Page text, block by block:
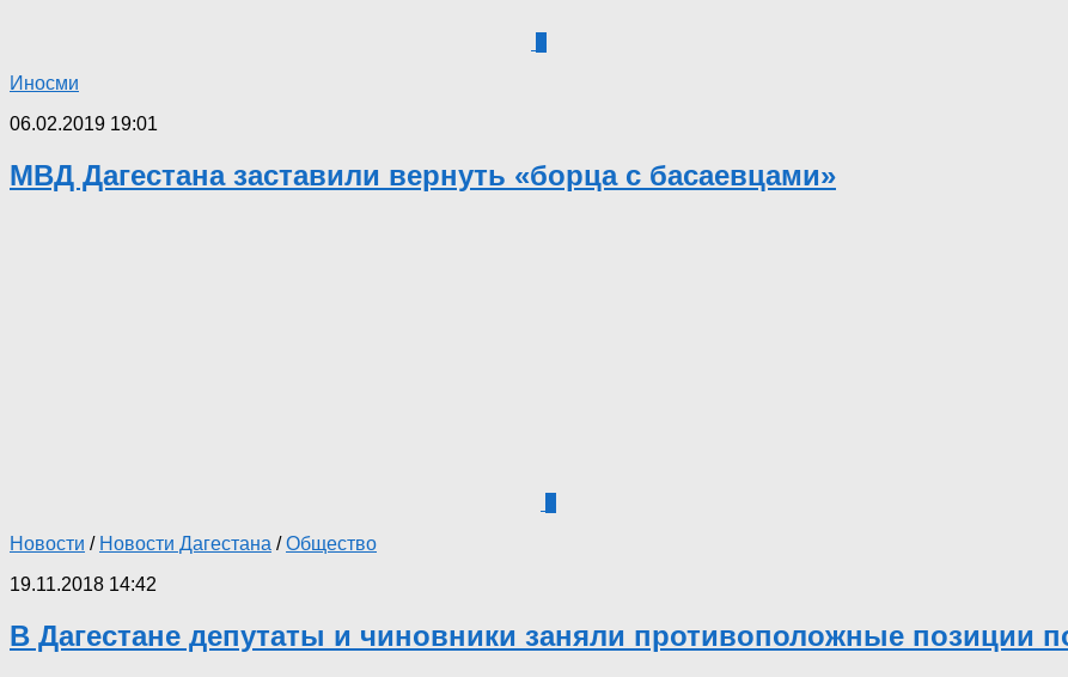
Иносми
06.02.2019 19:01
МВД Дагестана заставили вернуть «борца с басаевцами»
Новости / Новости Дагестана /Общество
19.11.2018 14:42
В Дагестане депутаты и чиновники заняли противоположные позиции